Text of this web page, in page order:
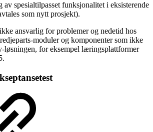
av spesialtilpasset funksjonalitet i eksisterende
som nytt prosjekt).
ansvarlig for problemer og nedetid hos
moduler og komponenter som ikke
løsningen, for eksempel læringsplattformer